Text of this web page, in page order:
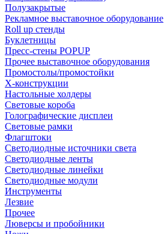
Полузакрытые
Рекламное выставочное оборудование
Roll up стенды
Буклетницы
Пресс-стены POPUP
Прочее выставочное оборудования
Промостолы/промостойки
Х-конструкции
Настольные холдеры
Световые короба
Голографические дисплеи
Световые рамки
Флагштоки
Светодиодные источники света
Светодиодные ленты
Светодиодные линейки
Светодиодные модули
Инструменты
Лезвие
Прочее
Люверсы и пробойники